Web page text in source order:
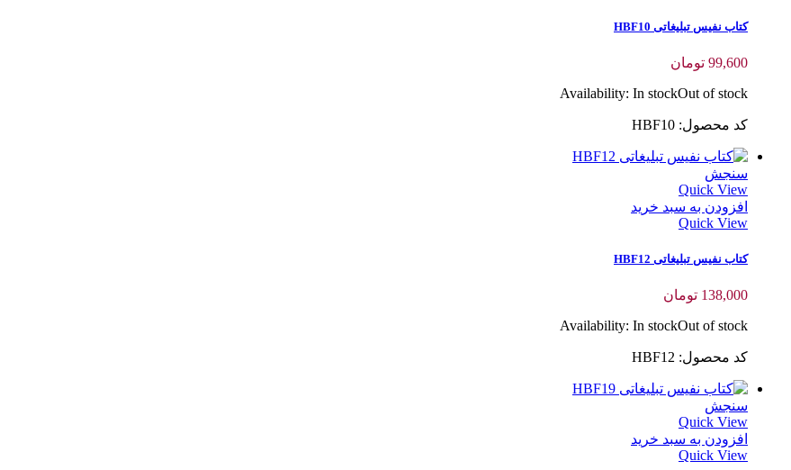
کتاب نفیس تبلیغاتی HBF10
99,600 تومان
Availability: In stockOut of stock
کد محصول: HBF10
سنجش
Quick View
افزودن به سبد خرید
Quick View
کتاب نفیس تبلیغاتی HBF12
138,000 تومان
Availability: In stockOut of stock
کد محصول: HBF12
سنجش
Quick View
افزودن به سبد خرید
Quick View